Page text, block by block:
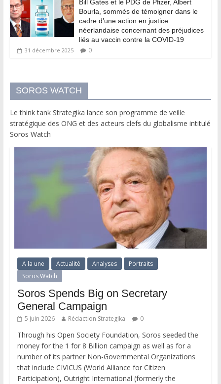
Bill Gates et le PDG de Pfizer, Albert
Bourla, sommés de témoigner dans le
cadre d’une action en justice
néerlandaise concernant des préjudices
liés au vaccin contre la COVID-19
31 décembre 2025 0
SOROS WATCH
Le think tank Strategika lance son programme de veille
stratégique des ONG et des acteurs clefs du globalisme intitulé
Soros Watch
A la une Actualité Analyses
Portraits
Soros Watch
Soros Spends Big on Secretary
General Campaign
5 juin 2026 Rédaction Strategika 0
Through his Open Society Foundation, Soros seeded the
money for the 1 for 8 Billion campaign as well as for a
number of its partner Non-Governmental Organizations
that include CIVICUS (World Alliance for Citizen
Participation), Outright International (formerly the